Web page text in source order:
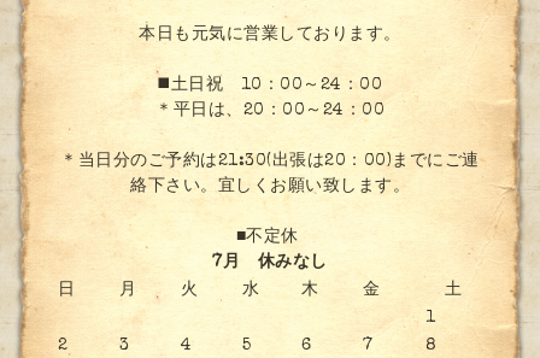
本日も元気に営業しております。
◼️土日祝 10：00～24：00
＊平日は、20：00～24：00
＊当日分のご予約は21:30(出張は20：00)までにご連
絡下さい。宜しくお願い致します。
■不定休
7月 休みなし
日
月 火 水 木 金
土
1
2
3 4 5 6 7
8